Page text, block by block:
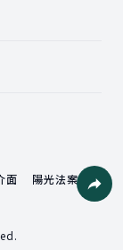
面
陽光法案